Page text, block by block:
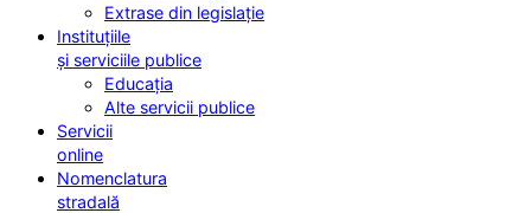
Extrase din legislație
Instituțiile
și serviciile publice
Educația
Alte servicii publice
Servicii
online
Nomenclatura
stradală